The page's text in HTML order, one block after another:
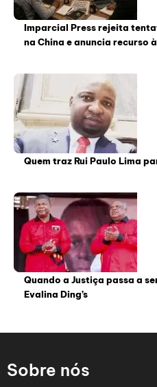
Imparcial Press rejeita
na China e anuncia recurso
Quem traz Rui Paulo Lima
Quando a Justiça passa a
Evalina Ding’s
Sobre nós